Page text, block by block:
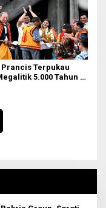
Prancis Terpukau
5.000 Tahun di